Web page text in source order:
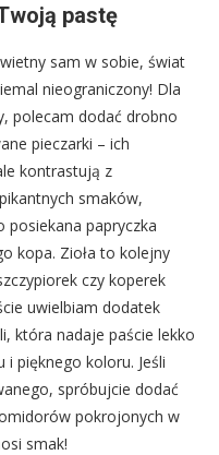
pastę
sam w sobie, świat
nieograniczony! Dla
polecam dodać drobno
pieczarki – ich
kontrastują z
smaków,
posiekana papryczka
kopa. Zioła to kolejny
czy koperek
uwielbiam dodatek
która nadaje paście lekko
i pięknego koloru. Jeśli
spróbujcie dodać
pokrojonych w
smak!